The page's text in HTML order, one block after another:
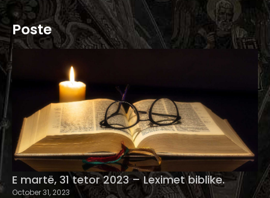
Poste
E martë, 31 tetor 2023 – Leximet biblike.
October 31, 2023